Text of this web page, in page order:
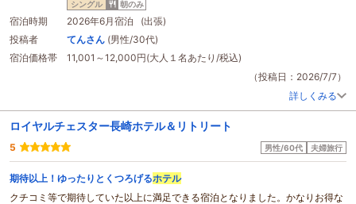
シングル 朝のみ
宿泊時期
2026年6月宿泊 (出張)
投稿者
てんさん (男性/30代)
宿泊価格帯
11,001～12,000円(大人１名あたり/税込)
（投稿日：2026/7/7）
詳しくみる
ロイヤルチェスター長崎ホテル＆リトリート
5 男性/60代 夫婦旅行
期待以上！ゆったりとくつろげるホテル
クチコミ等で期待していた以上に満足できる宿泊となりました。かなりお得な